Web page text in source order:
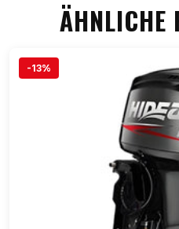
ÄHNLICHE
-13%